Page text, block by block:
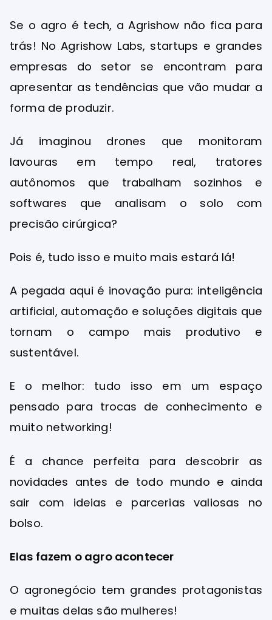
Se o agro é tech, a Agrishow não fica para
trás! No Agrishow Labs, startups e grandes
empresas do setor se encontram para
apresentar as tendências que vão mudar a
forma de produzir.
Já imaginou drones que monitoram
lavouras em tempo real, tratores
autônomos que trabalham sozinhos e
softwares que analisam o solo com
precisão cirúrgica?
Pois é, tudo isso e muito mais estará lá!
A pegada aqui é inovação pura: inteligência
artificial, automação e soluções digitais que
tornam o campo mais produtivo e
sustentável.
E o melhor: tudo isso em um espaço
pensado para trocas de conhecimento e
muito networking!
É a chance perfeita para descobrir as
novidades antes de todo mundo e ainda
sair com ideias e parcerias valiosas no
bolso.
Elas fazem o agro acontecer
O agronegócio tem grandes protagonistas
e muitas delas são mulheres!